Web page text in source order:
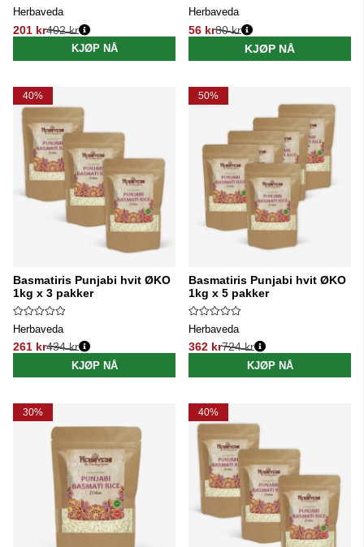
Herbaveda
201 kr
Vanlig pris:
402 kr
KJØP NÅ
Herbaveda
56 kr
Vanlig pris:
80 kr
KJØP NÅ
40%
Basmatiris Punjabi hvit ØKO
1kg x 3 pakker
Herbaveda
261 kr
Vanlig pris:
434 kr
KJØP NÅ
50%
Basmatiris Punjabi hvit ØKO
1kg x 5 pakker
Herbaveda
362 kr
Vanlig pris:
724 kr
KJØP NÅ
30% 40%